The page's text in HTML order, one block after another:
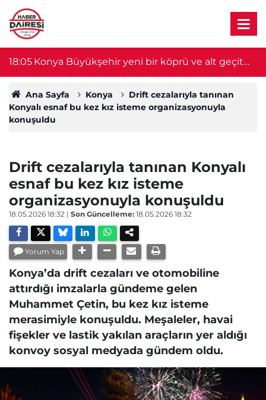
18:05 Konya Büyükşehir yeni bir köprü ve alt geçit
daha yapacak
Ana Sayfa Konya
Drift cezalarıyla tanınan
Konyalı esnaf bu kez kız isteme organizasyonuyla
konuşuldu
Drift cezalarıyla tanınan Konyalı
esnaf bu kez kız isteme
organizasyonuyla konuşuldu
18.05.2026 18:32 | Son Güncelleme: 18.05.2026 18:32
Yorum Yap
Konya’da drift cezaları ve otomobiline
attırdığı imzalarla gündeme gelen
Muhammet Çetin, bu kez kız isteme
merasimiyle konuşuldu. Meşaleler, havai
fişekler ve lastik yakılan araçların yer aldığı
konvoy sosyal medyada gündem oldu.